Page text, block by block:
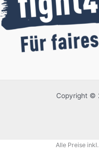
Copyright ©
Alle Preise